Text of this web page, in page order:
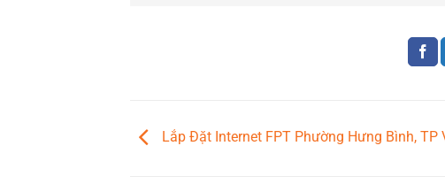
Lắp Đặt Internet FPT Phường Hưng Bình, TP